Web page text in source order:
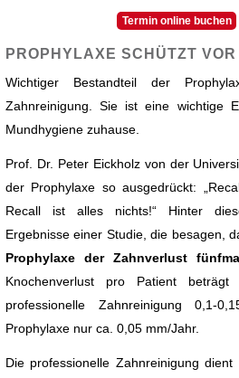
Termin online buchen
PROPHYLAXE SCHÜTZT
Wichtiger Bestandteil der
Zahnreinigung. Sie ist eine wichtige
Mundhygiene zuhause.
Prof. Dr. Peter Eickholz von der
der Prophylaxe so ausgedrückt:
Recall ist alles nichts!“ Hinter
Ergebnisse einer Studie, die besagen,
Prophylaxe der Zahnverlust
Knochenverlust pro Patient
professionelle Zahnreinigung 0,1-
Prophylaxe nur ca. 0,05 mm/Jahr.
Die professionelle Zahnreinigung